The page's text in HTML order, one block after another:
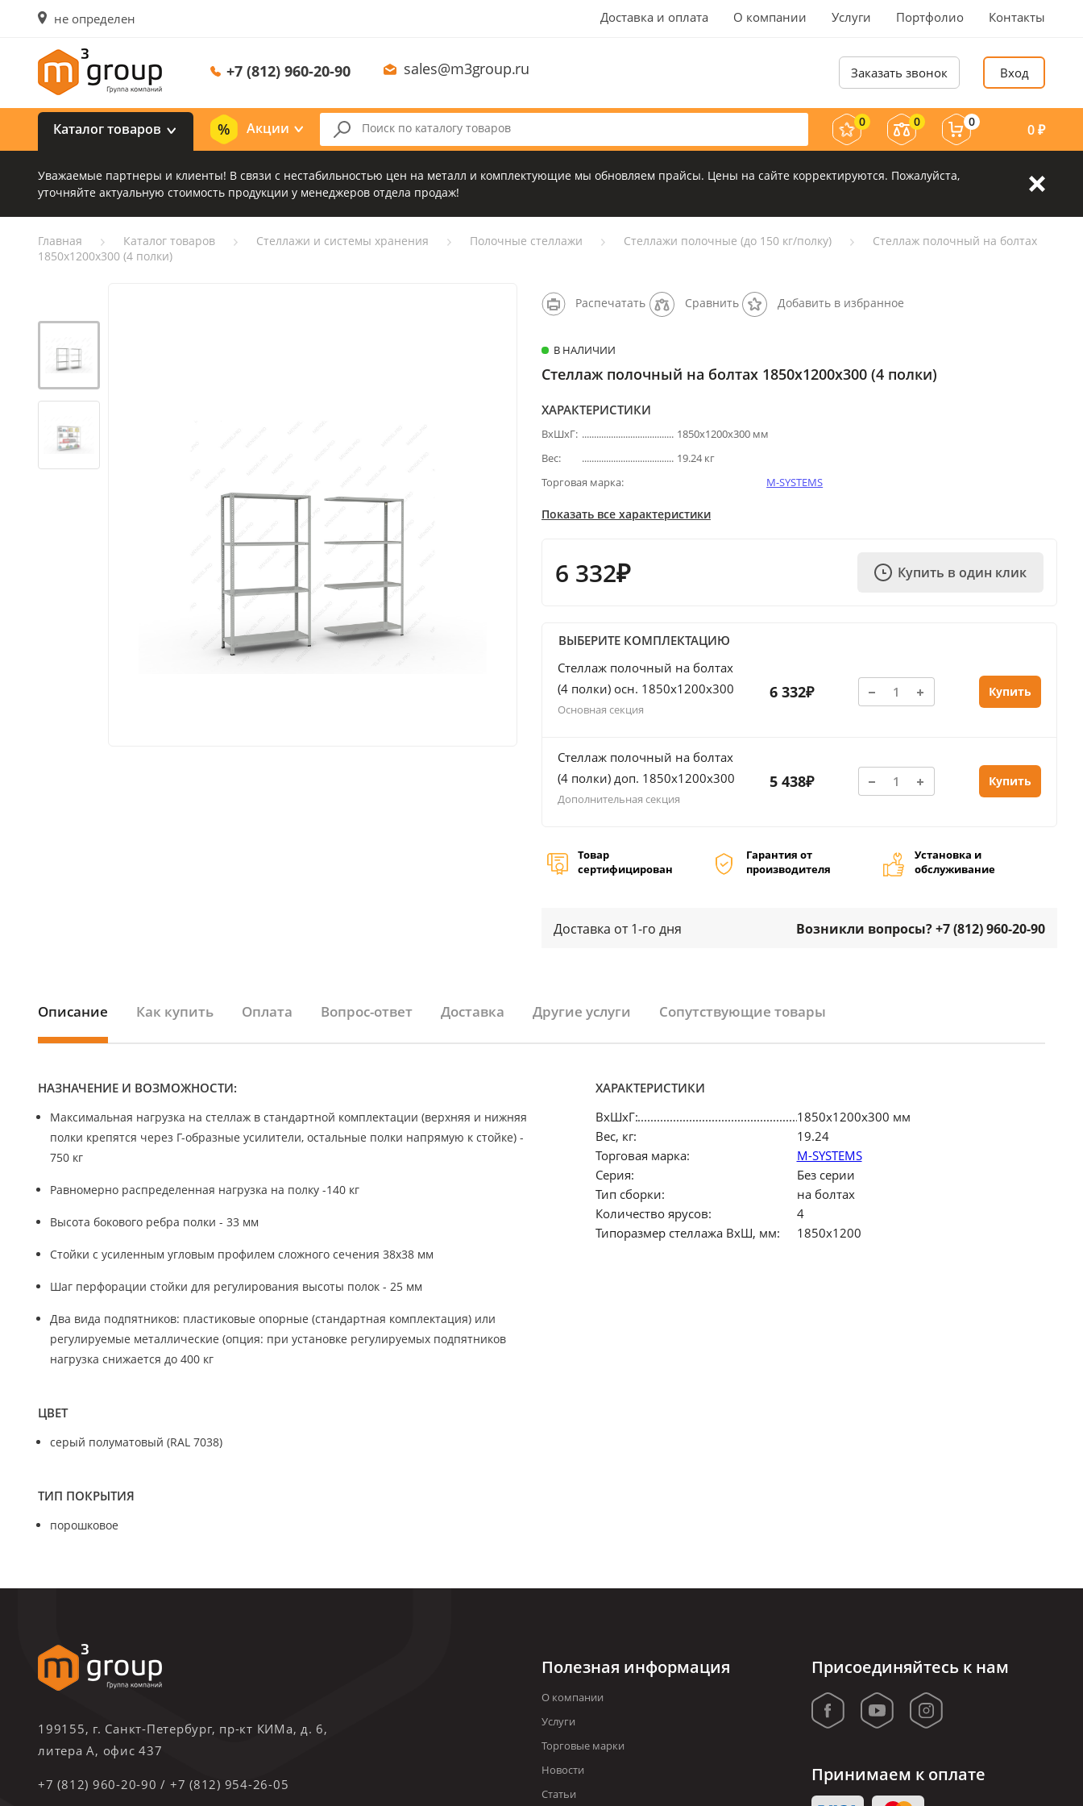
не определен Доставка и оплата О компании Услуги Портфолио Контакты
+7 (812) 960-20-90 sales@m3group.ru Заказать звонок Вход
Каталог товаров Акции 0 0 0 0₽
Уважаемые партнеры и клиенты! В связи с нестабильностью цен на металл и комплектующие мы обновляем прайсы. Цены на сайте корректируются. Пожалуйста,
уточняйте актуальную стоимость продукции у менеджеров отдела продаж!
Главная Каталог товаров Стеллажи и системы хранения Полочные стеллажи Стеллажи полочные (до 150 кг/полку)
Стеллаж полочный на болтах
1850х1200х300 (4 полки)
Распечатать Сравнить Добавить в избранное
В НАЛИЧИИ
Стеллаж полочный на болтах 1850х1200х300 (4 полки)
ХАРАКТЕРИСТИКИ
ВхШхГ:
1850х1200х300 мм
Вес:
19.24 кг
Торговая марка:
M-SYSTEMS
Показать все характеристики
6 332₽ Купить в один клик
ВЫБЕРИТЕ КОМПЛЕКТАЦИЮ
Стеллаж полочный на болтах
(4 полки) осн. 1850х1200х300
Основная секция
6 332₽ Купить
Стеллаж полочный на болтах
(4 полки) доп. 1850х1200х300
Дополнительная секция
5 438₽ Купить
Товар
сертифицирован
Гарантия от
производителя
Установка и
обслуживание
Доставка от 1-го дня Возникли вопросы? +7 (812) 960-20-90
Описание Как купить Оплата Вопрос-ответ Доставка Другие услуги Сопутствующие товары
НАЗНАЧЕНИЕ И ВОЗМОЖНОСТИ:
Максимальная нагрузка на стеллаж в стандартной комплектации (верхняя и нижняя
полки крепятся через Г-образные усилители, остальные полки напрямую к стойке) -
750 кг
Равномерно распределенная нагрузка на полку -140 кг
Высота бокового ребра полки - 33 мм
Стойки с усиленным угловым профилем сложного сечения 38x38 мм
Шаг перфорации стойки для регулирования высоты полок - 25 мм
Два вида подпятников: пластиковые опорные (стандартная комплектация) или
регулируемые металлические (опция: при установке регулируемых подпятников
нагрузка снижается до 400 кг
ЦВЕТ
серый полуматовый (RAL 7038)
ТИП ПОКРЫТИЯ
порошковое
ХАРАКТЕРИСТИКИ
ВхШхГ:
1850х1200х300 мм
Вес, кг:
19.24
Торговая марка:
M-SYSTEMS
Серия:
Без серии
Тип сборки:
на болтах
Количество ярусов:
4
Типоразмер стеллажа ВхШ, мм:
1850х1200
199155, г. Санкт-Петербург, пр-кт КИМа, д. 6,
литера А, офис 437
+7 (812) 960-20-90 / +7 (812) 954-26-05
Полезная информация
О компании
Услуги
Торговые марки
Новости
Статьи
Присоединяйтесь к нам
Принимаем к оплате